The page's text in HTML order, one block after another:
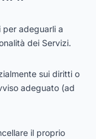
per adeguarli a
dei Servizi.
sui diritti o
adeguato (ad
il proprio